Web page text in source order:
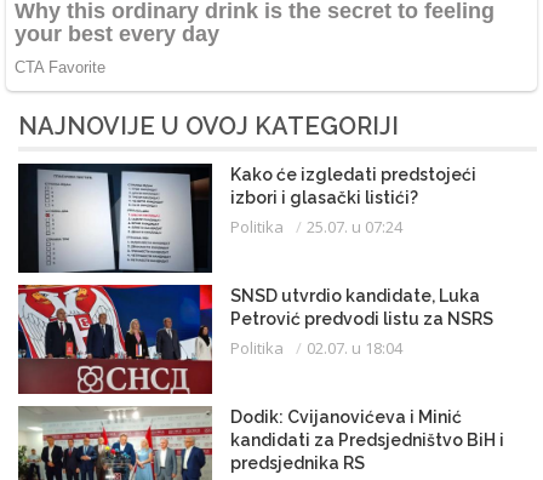
NAJNOVIJE U OVOJ KATEGORIJI
Kako će izgledati predstojeći
izbori i glasački listići?
Politika 25.07. u 07:24
SNSD utvrdio kandidate, Luka
Petrović predvodi listu za NSRS
Politika 02.07. u 18:04
Dodik: Cvijanovićeva i Minić
kandidati za Predsjedništvo BiH i
predsjednika RS